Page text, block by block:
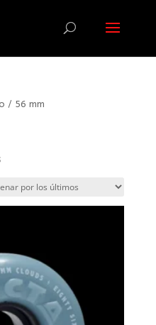
/ 56 mm
Ordenado
los
últimos